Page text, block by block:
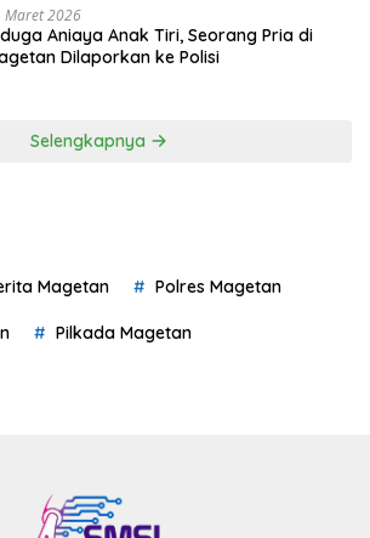
Maret 2026
Aniaya Anak Tiri, Seorang Pria di
Dilaporkan ke Polisi
Selengkapnya
Magetan Polres Magetan
Pilkada Magetan